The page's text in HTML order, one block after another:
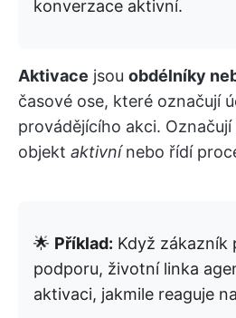
konverzace aktivní.
Aktivace jsou obdélníky
časové ose, které označují
provádějícího akci.
objekt aktivnínebo řídí
🌟 Příklad: Když zákazník
podporu, životní linka
aktivaci, jakmile reaguje